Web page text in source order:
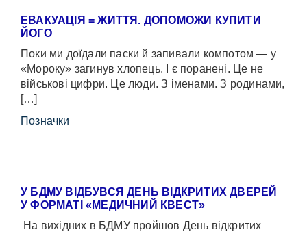
ЕВАКУАЦІЯ = ЖИТТЯ. ДОПОМОЖИ КУПИТИ
ЙОГО
Поки ми доїдали паски й запивали компотом — у
«Мороку» загинув хлопець. І є поранені. Це не
військові цифри. Це люди. З іменами. З родинами,
[…]
Позначки
У БДМУ ВІДБУВСЯ ДЕНЬ ВІДКРИТИХ ДВЕРЕЙ
У ФОРМАТІ «МЕДИЧНИЙ КВЕСТ»
На вихідних в БДМУ пройшов День відкритих